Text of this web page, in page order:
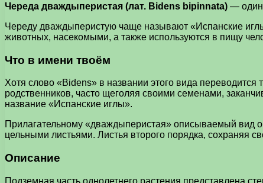
Череда дваждыперистая (лат. Bidens bipinnata) — один
Череду дваждыперистую чаще называют «Испанские
животных, насекомыми, а также используются в пищу
Что в имени твоём
Хотя слово «Bidens» в названии этого вида переводится
родственников, часто щеголяя своими семенами,
название «Испанские иглы».
Прилагательному «дваждыперистая» описываемый вид
цельными листьями. Листья второго порядка, сохраняя
Описание
Подземная часть однолетнего растения представлена